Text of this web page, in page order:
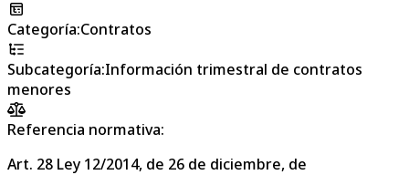
Categoría:Contratos
Subcategoría:Información trimestral de contratos
menores
Referencia normativa:
Art. 28 Ley 12/2014, de 26 de diciembre, de